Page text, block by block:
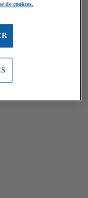
de cookies.